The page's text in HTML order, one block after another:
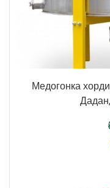
Медогонка